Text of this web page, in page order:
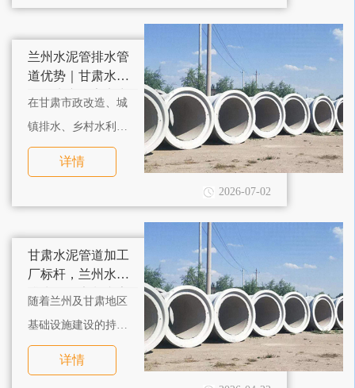
持续上涨。
兰州水泥管排水管
道优势｜甘肃水泥
管道生产厂家实力
在甘肃市政改造、城
镇排水、乡村水利、
小区管网配套等基建
工程中，兰州水泥管
程对管材质量要求
高，想要保障工程稳
固，选正规靠谱的兰
州水泥管道厂家。
详情
2026-07-02
甘肃水泥管道加工
厂标杆，兰州水泥
排水管道定制专家
随着兰州及甘肃地区
基础设施建设的持续
推进，水泥管道市场
需求日益攀升，各类
详情